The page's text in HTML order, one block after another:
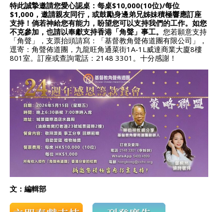
特此誠摯邀請您愛心認桌：每桌$10,000(10位)/每位
$1,000，邀請親友同行，或鼓勵身邊弟兄姊妹積極響應訂座
支持！倘若神給您有能力，盼望您可以支持我們的工作。如您
不克參加，也請以奉獻支持香港「角聲」事工。 您若願意支持
「角聲」，支票抬頭請寫：「基督教角聲佈道團有限公司」，
逕寄：角聲佈道團，九龍旺角通菜街1A-1L威達商業大廈8樓
801室。訂座或查詢電話：2148 3301。十分感謝！
文：編輯部